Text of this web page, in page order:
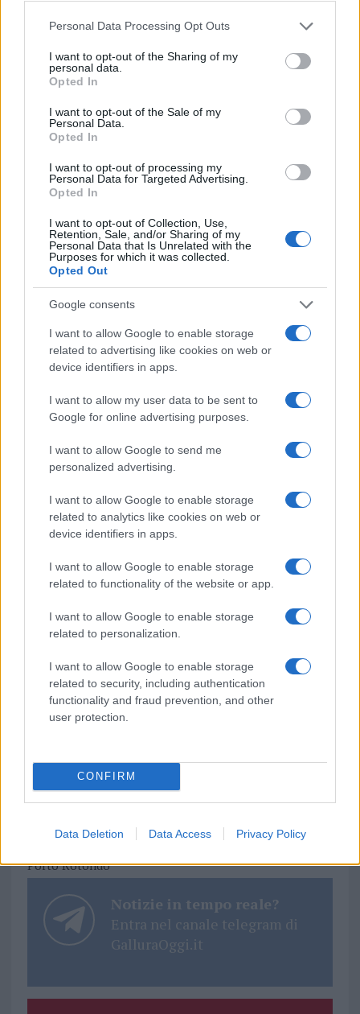
Please note that this website/app uses one or more Google
not limited to your visit or usage behaviour. You may click to
grant or deny consent to Google and its third-party tags to
use your data for below specified purposes in below Google
consent section.
Personal Data Processing Opt Outs
I want to opt-out of the Sharing of my
personal data.
Opted In
I want to opt-out of the Sale of my
Personal Data.
Opted In
I want to opt-out of processing my
Personal Data for Targeted Advertising.
Opted In
I want to opt-out of Collection, Use,
Retention, Sale, and/or Sharing of my
Personal Data that Is Unrelated with the
Purposes for which it was collected.
Opted Out
Google consents
I want to allow Google to enable storage
related to advertising like cookies on web or
device identifiers in apps.
I want to allow my user data to be sent to
Google for online advertising purposes.
I want to allow Google to send me
personalized advertising.
I want to allow Google to enable storage
related to analytics like cookies on web or
device identifiers in apps.
I want to allow Google to enable storage
related to functionality of the website or app.
I want to allow Google to enable storage
related to personalization.
I want to allow Google to enable storage
related to security, including authentication
functionality and fraud prevention, and other
user protection.
CONFIRM
Data Deletion Data Access Privacy Policy
neanche un vaccino contro il covid
Castiadas Calcio
Eccellenza
Porto Rotondo
Notizie in tempo reale?
Entra nel canale telegram di
GalluraOggi.it